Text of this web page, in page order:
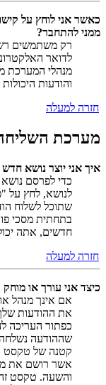
כאשר אני לוחץ על
ממני להתחבר?
רק משתמשים
לדואר
מנהלי המערכת
והודעות
חזרה למעלה
מערכת
איך אני יוצר נושא
כדי לפרסם
לנושא, לחץ על
שתוכל לשלוח
בתחתית מסכי
חדשים, אתה
חזרה למעלה
כיצד אני עורך או
אם אינך מנהל
את ההודעות
כפתור העריכה
שההודעה
קטנה של טקסט
אשר רושם את
והשעה. טקסט